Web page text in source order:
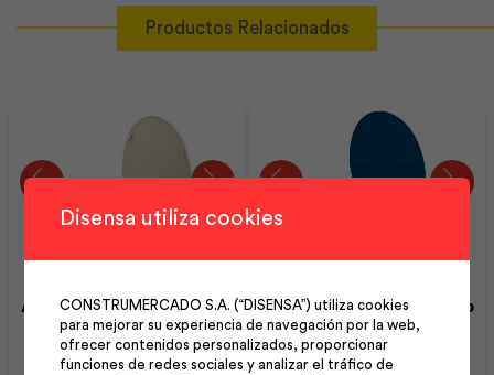
Productos Relacionados
Asiento Estándar Redondo
Bone | F.V
Asiento Estándar Redondo
Azul Medit | F.V
Disensa utiliza cookies
CONSTRUMERCADO S.A. (“DISENSA”) utiliza cookies
para mejorar su experiencia de navegación por la web,
ofrecer contenidos personalizados, proporcionar
funciones de redes sociales y analizar el tráfico de